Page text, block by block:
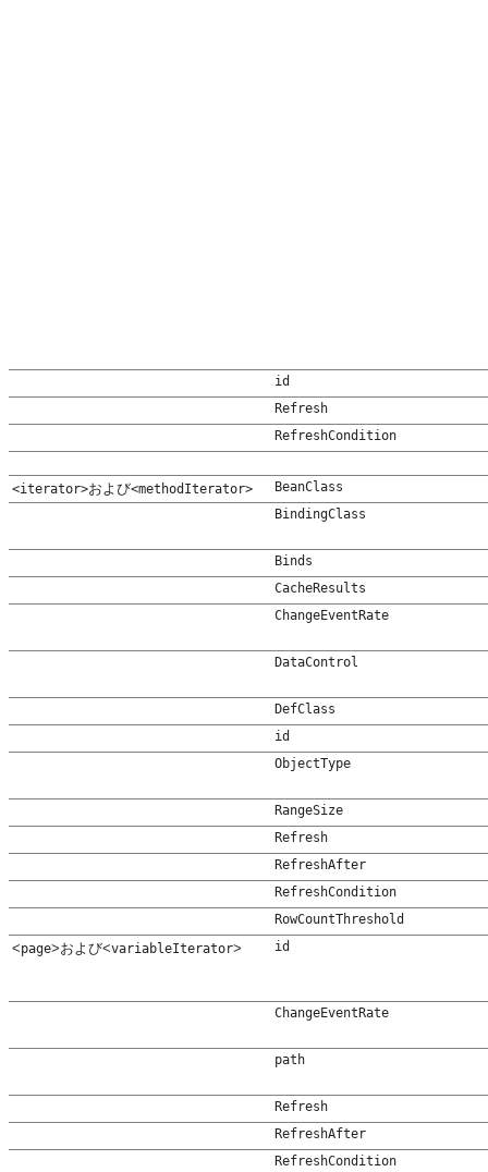
id
Refresh
RefreshCondition
<iterator>および<methodIterator>
BeanClass
BindingClass
Binds
CacheResults
ChangeEventRate
DataControl
DefClass
id
ObjectType
RangeSize
Refresh
RefreshAfter
RefreshCondition
RowCountThreshold
<page>および<variableIterator> id
ChangeEventRate
path
Refresh
RefreshAfter
RefreshCondition